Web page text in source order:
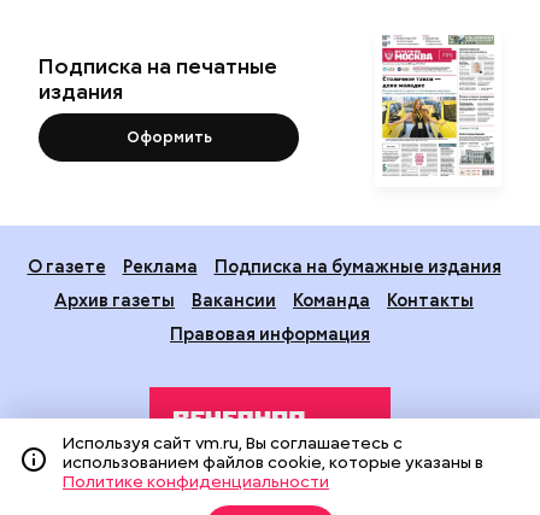
Подписка на печатные
издания
Оформить
О газете Реклама
Подписка на бумажные издания
Архив газеты
Вакансии Команда
Контакты
Правовая информация
Используя сайт vm.ru, Вы соглашаетесь с
использованием файлов cookie, которые указаны в
Политике конфиденциальности